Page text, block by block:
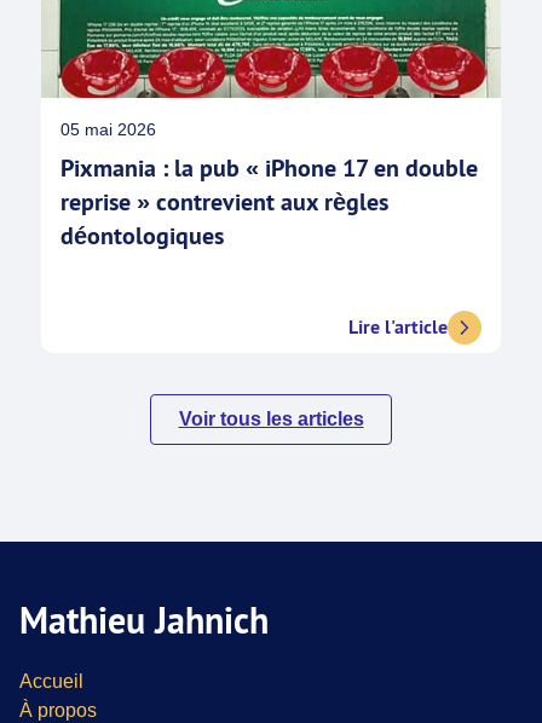
05 mai 2026
Pixmania : la pub « iPhone 17 en double
reprise » contrevient aux règles
déontologiques
Lire l'article
Voir tous les articles
Mathieu Jahnich
Accueil
À propos